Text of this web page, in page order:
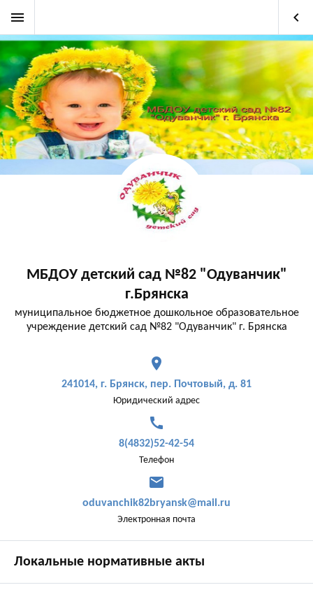
menu keyboard_arrow_left
МБДОУ детский сад №82 "Одуванчик"
г.Брянска
муниципальное бюджетное дошкольное образовательное
учреждение детский сад №82 "Одуванчик" г. Брянска
place
241014, г. Брянск, пер. Почтовый, д. 81
Юридический адрес
call
8(4832)52-42-54
Телефон
mail
oduvanchik82bryansk@mail.ru
Электронная почта
Локальные нормативные акты